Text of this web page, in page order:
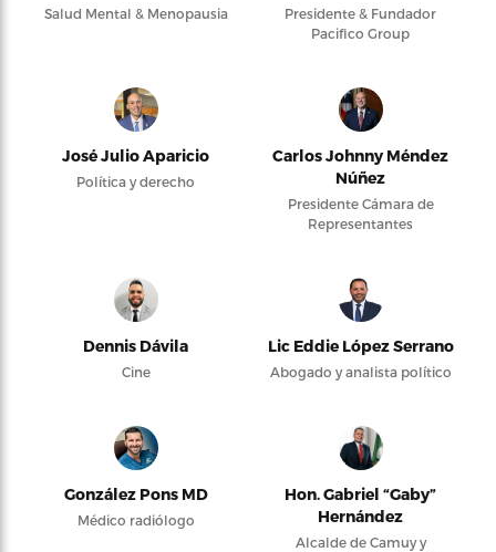
Salud Mental & Menopausia
Presidente & Fundador
Pacifico Group
José Julio Aparicio
Política y derecho
Carlos Johnny Méndez
Núñez
Presidente Cámara de
Representantes
Dennis Dávila
Cine
Lic Eddie López Serrano
Abogado y analista político
González Pons MD
Médico radiólogo
Hon. Gabriel “Gaby”
Hernández
Alcalde de Camuy y